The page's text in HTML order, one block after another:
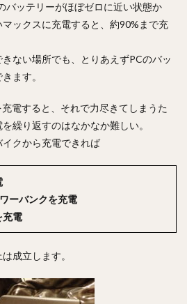
バッテリーがほぼゼロに近い状態か
ックスに充電すると、約90%まで充
ない場所でも、とりあえずPCのバッ
ます。
電すると、それで力尽きてしまうた
繰り返すのはなかなか難しい。
クから充電できれば
ーバンクを充電
充電
成立します。